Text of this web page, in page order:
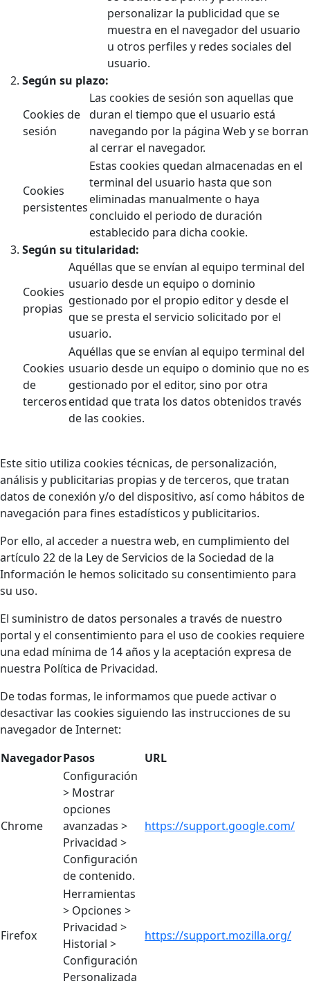
personalizar la publicidad que se
muestra en el navegador del usuario
u otros perfiles y redes sociales del
usuario.
Según su plazo:
Cookies de
sesión
Las cookies de sesión son aquellas que
duran el tiempo que el usuario está
navegando por la página Web y se borran
al cerrar el navegador.
Cookies
persistentes
Estas cookies quedan almacenadas en el
terminal del usuario hasta que son
eliminadas manualmente o haya
concluido el periodo de duración
establecido para dicha cookie.
Según su titularidad:
Cookies
propias
Aquéllas que se envían al equipo terminal del
usuario desde un equipo o dominio
gestionado por el propio editor y desde el
que se presta el servicio solicitado por el
usuario.
Cookies
de
terceros
Aquéllas que se envían al equipo terminal del
usuario desde un equipo o dominio que no es
gestionado por el editor, sino por otra
entidad que trata los datos obtenidos través
de las cookies.
Este sitio utiliza cookies técnicas, de personalización,
análisis y publicitarias propias y de terceros, que tratan
datos de conexión y/o del dispositivo, así como hábitos de
navegación para fines estadísticos y publicitarios.
Por ello, al acceder a nuestra web, en cumplimiento del
artículo 22 de la Ley de Servicios de la Sociedad de la
Información le hemos solicitado su consentimiento para
su uso.
El suministro de datos personales a través de nuestro
portal y el consentimiento para el uso de cookies requiere
una edad mínima de 14 años y la aceptación expresa de
nuestra Política de Privacidad.
De todas formas, le informamos que puede activar o
desactivar las cookies siguiendo las instrucciones de su
navegador de Internet:
NavegadorPasos URL
Chrome
Configuración
> Mostrar
opciones
avanzadas >
Privacidad >
Configuración
de contenido.
https://support.google.com/
Firefox
Herramientas
> Opciones >
Privacidad >
Historial >
Configuración
Personalizada
https://support.mozilla.org/